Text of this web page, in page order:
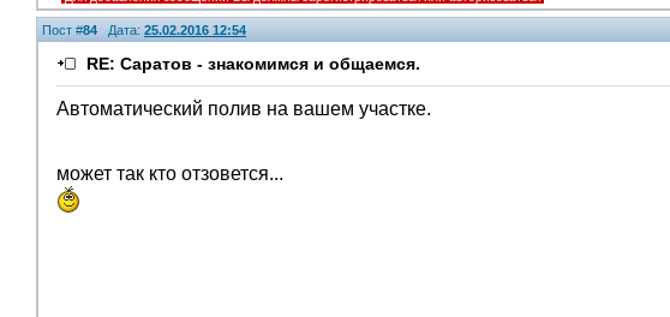
Пост #84Дата: 25.02.2016 12:54
RE: Саратов - знакомимся и общаемся.
Автоматический полив на вашем участке.
может так кто отзовется...